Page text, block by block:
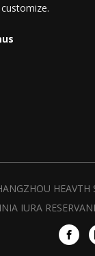
HEAVTH
IURA